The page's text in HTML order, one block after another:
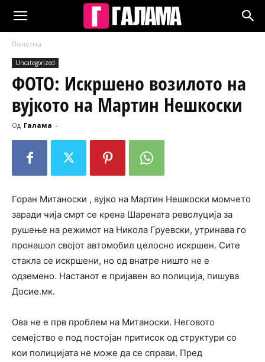
Почетна
Uncategorized
ФОТО: Искршено возилото на
вујкото на Мартин Нешкоски
Од Галама -
Горан Митаноски , вујко на Мартин Нешкоски момчето
заради чија смрт се крена Шарената револуција за
рушење на режимот на Никола Груевски, утринава го
пронашол својот автомобил целосно искршен. Сите
стакла се искршени, но од внатре ништо не е
одземено. Настанот е пријавен во полиција, пишува
Досие.мк.
Ова не е прв проблем на Митаноски. Неговото
семејство е под постојан притисок од структури со
кои полицијата не може да се справи. Пред